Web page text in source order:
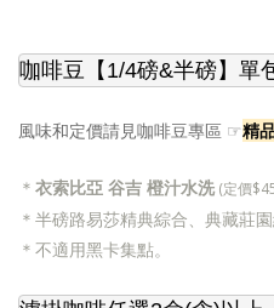
咖啡豆【1/4磅&半磅】單
風味和定價請見咖啡豆專區 ☞精
＊ 衣索比亞 谷吉 橙汁水洗 (定價
＊ 半磅路易莎精典綜合、典藏莊園
＊ 不適用黑卡集點。